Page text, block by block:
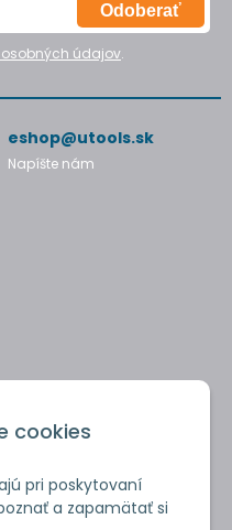
cookies
pri poskytovaní
a zapamätať si
Odoberať
údajov.
eshop@utools.sk
Napíšte nám